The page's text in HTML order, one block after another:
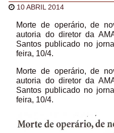
10 ABRIL 2014
Morte de operário, de
autoria do diretor da
Santos publicado no
feira, 10/4.
Morte de operário, de
autoria do diretor da
Santos publicado no
feira, 10/4.